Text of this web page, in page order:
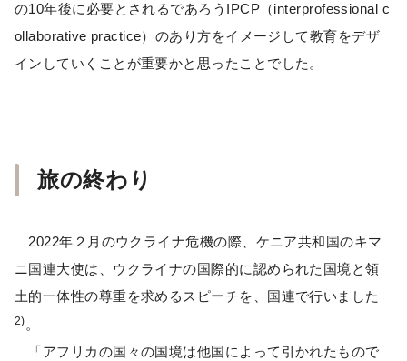
の10年後に必要とされるであろうIPCP（interprofessional c
ollaborative practice）のあり方をイメージして教育をデザ
インしていくことが重要かと思ったことでした。
旅の終わり
2022年２月のウクライナ危機の際、ケニア共和国のキマ
ニ国連大使は、ウクライナの国際的に認められた国境と領
土的一体性の尊重を求めるスピーチを、国連で行いました
2) 。
「アフリカの国々の国境は他国によって引かれたもので